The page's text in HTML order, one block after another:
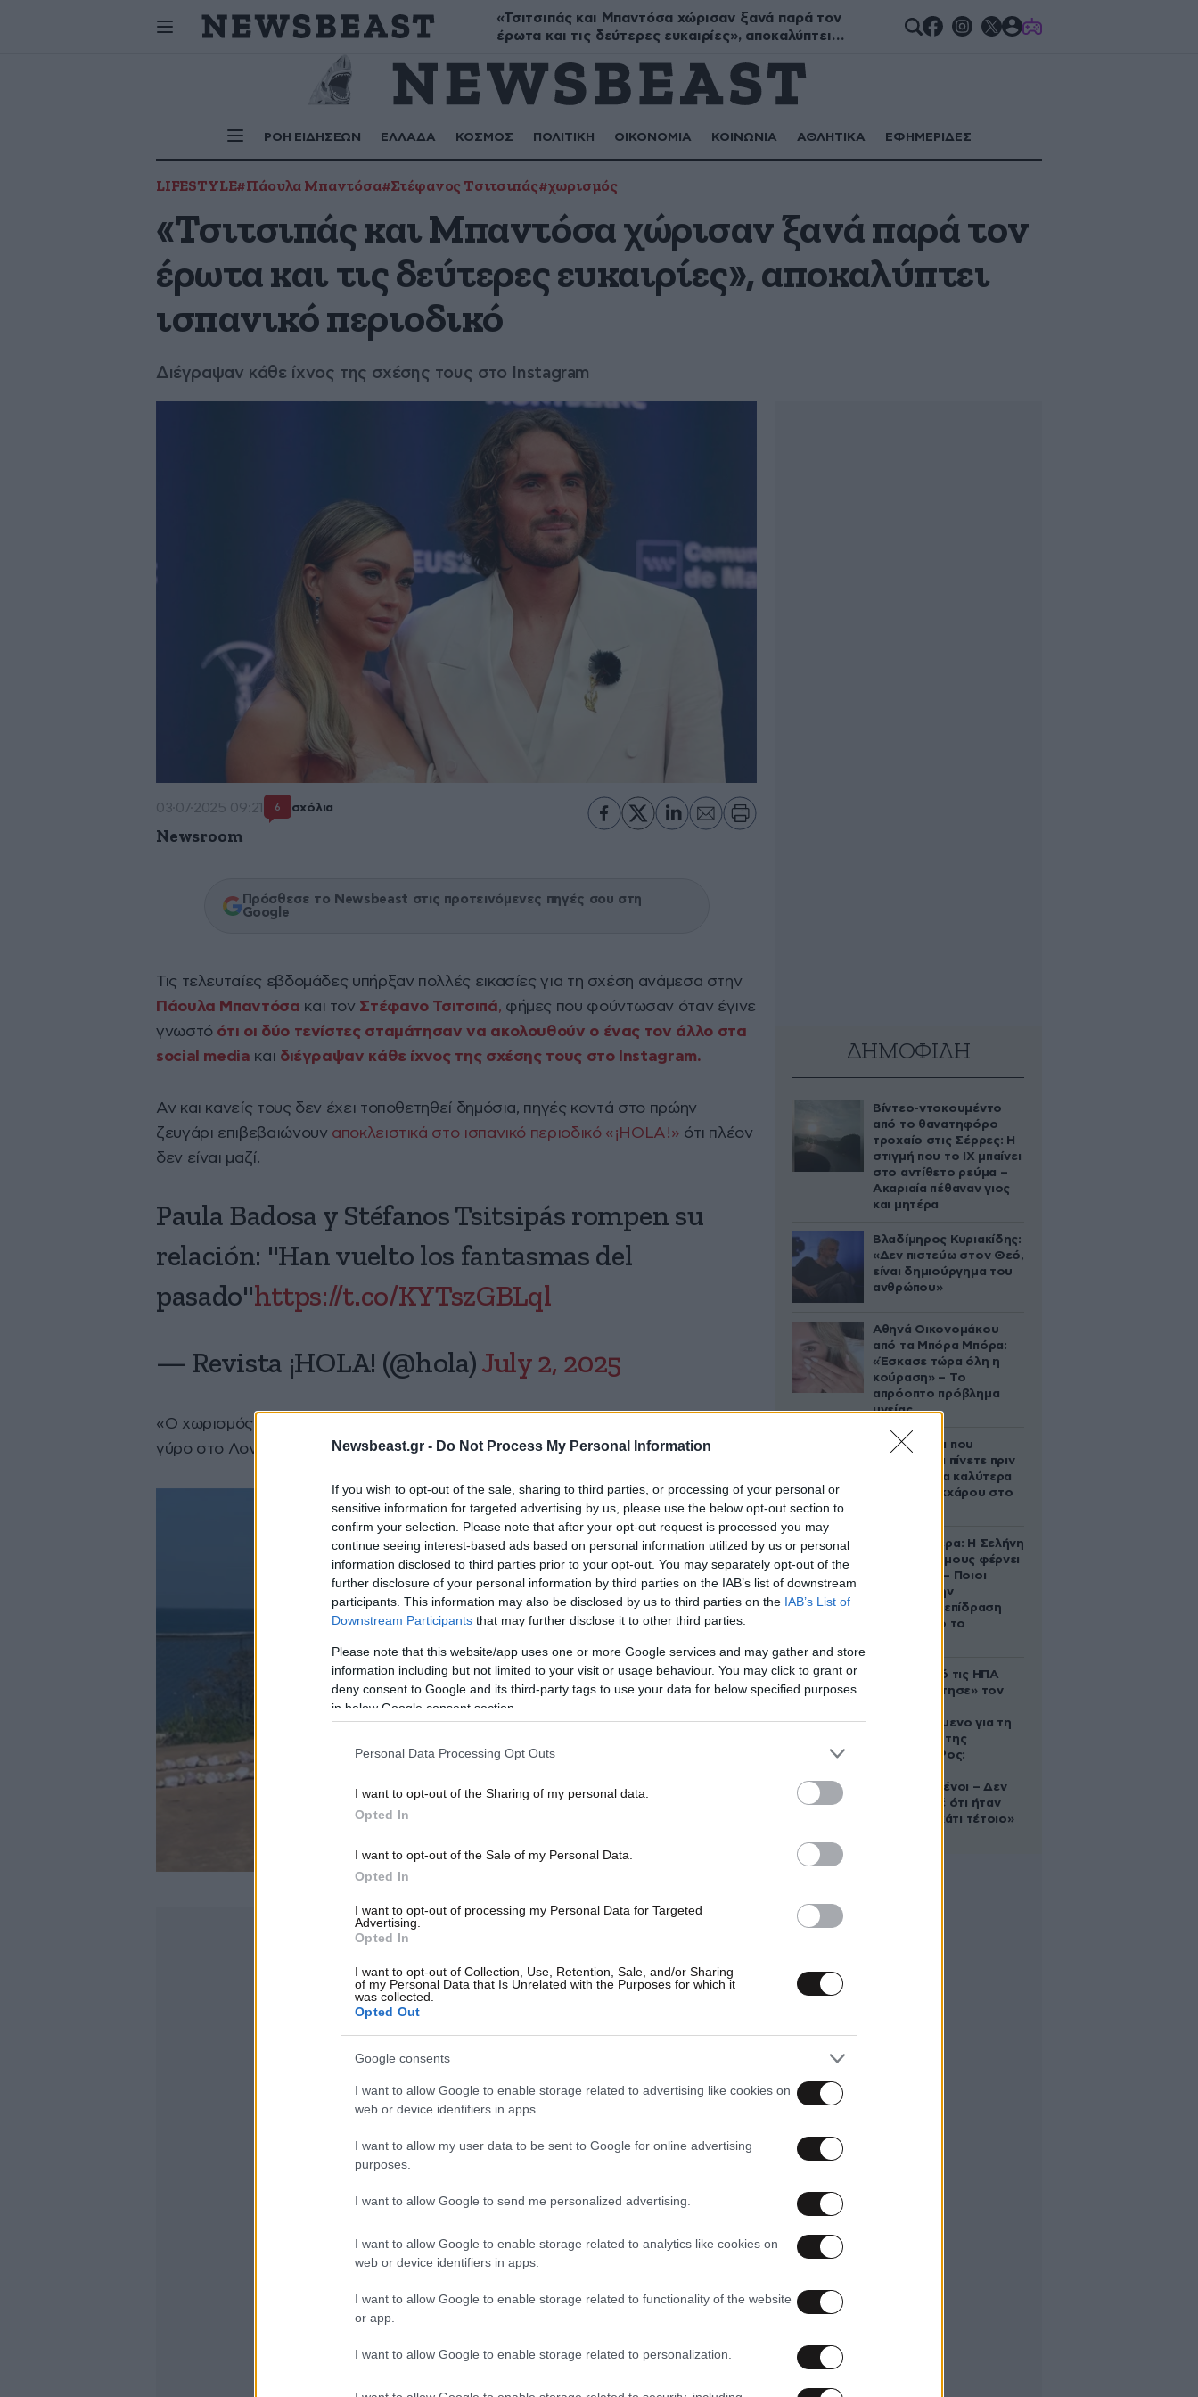
Newsbeast.gr - Do Not Process My Personal Information
If you wish to opt-out of the sale, sharing to third parties, or processing of your personal or
sensitive information for targeted advertising by us, please use the below opt-out section to
confirm your selection. Please note that after your opt-out request is processed you may
continue seeing interest-based ads based on personal information utilized by us or personal
information disclosed to third parties prior to your opt-out. You may separately opt-out of the
further disclosure of your personal information by third parties on the IAB’s list of downstream
participants. This information may also be disclosed by us to third parties on the IAB’s List of
Downstream Participants that may further disclose it to other third parties.
Please note that this website/app uses one or more Google services and may gather and store
information including but not limited to your visit or usage behaviour. You may click to grant or
deny consent to Google and its third-party tags to use your data for below specified purposes
in below Google consent section.
Personal Data Processing Opt Outs
I want to opt-out of the Sharing of my personal data.
Opted In
I want to opt-out of the Sale of my Personal Data.
Opted In
I want to opt-out of processing my Personal Data for Targeted
Advertising.
Opted In
I want to opt-out of Collection, Use, Retention, Sale, and/or Sharing
of my Personal Data that Is Unrelated with the Purposes for which it
was collected.
Opted Out
Google consents
I want to allow Google to enable storage related to advertising like cookies on
web or device identifiers in apps.
I want to allow my user data to be sent to Google for online advertising
purposes.
I want to allow Google to send me personalized advertising.
I want to allow Google to enable storage related to analytics like cookies on
web or device identifiers in apps.
I want to allow Google to enable storage related to functionality of the website
or app.
I want to allow Google to enable storage related to personalization.
Σήμερα γιορτάζουν: Μύρων, Τριαντάφυλλος, Τριανταφυλλιά, Φυλλιώ, Ρόζα GAMES
ΡΟΗ ΕΙΔΗΣΕΩΝ ΕΛΛΑΔΑ ΚΟΣΜΟΣ ΠΟΛΙΤΙΚΗ ΟΙΚΟΝΟΜΙΑ ΚΟΙΝΩΝΙΑ ΑΘΛΗΤΙΚΑ ΕΦΗΜΕΡΙΔΕΣ
«Τσιτσιπάς και Μπαντόσα χώρισαν ξανά παρά τον
έρωτα και τις δεύτερες ευκαιρίες», αποκαλύπτει
LIFESTYLE#Πάουλα Μπαντόσα#Στέφανος Τσιτσιπάς#χωρισμός
«Τσιτσιπάς και Μπαντόσα χώρισαν ξανά παρά τον
έρωτα και τις δεύτερες ευκαιρίες», αποκαλύπτει
ισπανικό περιοδικό
Διέγραψαν κάθε ίχνος της σχέσης τους στο Instagram
03·07·2025 09:21 6 σχόλια
Newsroom
Πρόσθεσε το Newsbeast στις προτεινόμενες πηγές σου στη
Google
Τις τελευταίες εβδομάδες υπήρξαν πολλές εικασίες για τη σχέση ανάμεσα στην
Πάουλα Μπαντόσα και τον Στέφανο Τσιτσιπά, φήμες που φούντωσαν όταν έγινε
γνωστό ότι οι δύο τενίστες σταμάτησαν να ακολουθούν ο ένας τον άλλο στα
social media και διέγραψαν κάθε ίχνος της σχέσης τους στο Instagram.
Αν και κανείς τους δεν έχει τοποθετηθεί δημόσια, πηγές κοντά στο πρώην
ζευγάρι επιβεβαιώνουν αποκλειστικά στο ισπανικό περιοδικό «¡HOLA!» ότι πλέον
δεν είναι μαζί.
Paula Badosa y Stéfanos Tsitsipás rompen su
relación: "Han vuelto los fantasmas del
pasado"https://t.co/KYTszGBLql
— Revista ¡HOLA! (@hola) July 2, 2025
«Ο χωρισμός έγινε μόλις πρόσφατα. Και οι δύο αποκλείστηκαν από τον πρώτο
γύρο στο Λονδίνο και όλα ήρθαν μαζί για αυτούς», αποκαλύπτουν.
ΔΗΜΟΦΙΛΗ
Βίντεο-ντοκουμέντο
από το θανατηφόρο
τροχαίο στις Σέρρες: Η
στιγμή που το ΙΧ μπαίνει
στο αντίθετο ρεύμα –
Ακαριαία πέθαναν γιος
και μητέρα
Βλαδίμηρος Κυριακίδης:
«Δεν πιστεύω στον Θεό,
είναι δημιούργημα του
ανθρώπου»
Αθηνά Οικονομάκου
από τα Μπόρα Μπόρα:
«Έσκασε τώρα όλη η
κούραση» – Το
απρόοπτο πρόβλημα
υγείας
5 ροφήματα που
μπορείτε να πίνετε πριν
τον ύπνο για καλύτερα
επίπεδα σακχάρου στο
Ζώδια σήμερα: Η Σελήνη
στους Διδύμους φέρνει
ανατροπές – Ποιοι
δέχονται την
ευεργετική επίδραση
του Δία από το
Ζευγάρι από τις ΗΠΑ
που «υιοθέτησε» τον
κατηγορούμενο για τη
δολοφονία της
Ελίζαμπεθ Ρος:
συντετριμμένοι – Δεν
έδειξε ποτέ ότι ήταν
ικανός για κάτι τέτοιο»